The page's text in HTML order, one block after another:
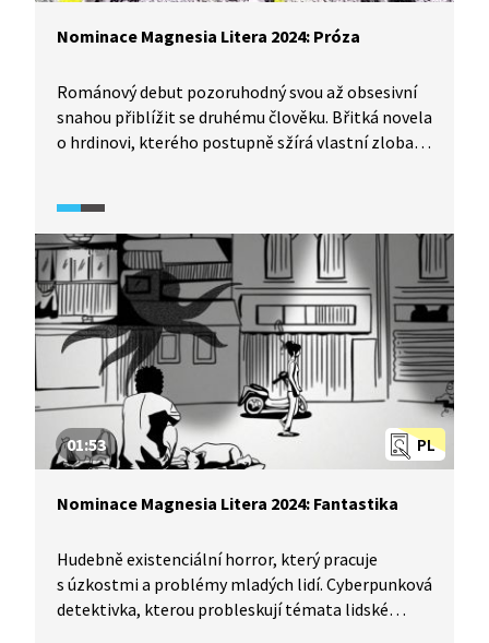
Nominace Magnesia Litera 2024: Próza
Románový debut pozoruhodný svou až obsesivní
snahou přiblížit se druhému člověku. Břitká novela
o hrdinovi, kterého postupně sžírá vlastní zloba
Litera uděluje každý rok ceny za nejzajímavější
literární počiny celkem v devíti kategoriích. Jaké
tři knihy v kategorii próza se v roce 2024
probojovaly do nominací?
PL
01:53
Nominace Magnesia Litera 2024: Fantastika
Hudebně existenciální horror, který pracuje
s úzkostmi a problémy mladých lidí. Cyberpunková
detektivka, kterou probleskují témata lidské